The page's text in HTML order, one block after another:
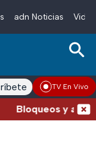
adn Noticias
Noticias RadioTV En Vivo
Bloqueos y